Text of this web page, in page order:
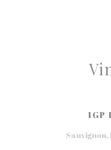
IGP
Sauvignon,